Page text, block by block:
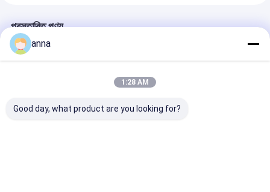
প্রস্তাবিত পণ্য
anna
1:28 AM
Good day, what product are you looking for?